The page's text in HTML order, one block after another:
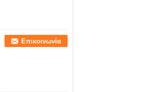
Επικοινωνία